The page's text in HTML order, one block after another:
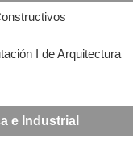
I de Arquitectura
e Industrial